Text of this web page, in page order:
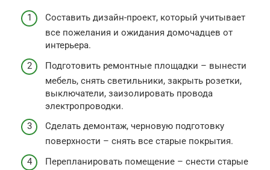
Составить дизайн-проект, который учитывает
все пожелания и ожидания домочадцев от
интерьера.
Подготовить ремонтные площадки – вынести
мебель, снять светильники, закрыть розетки,
выключатели, заизолировать провода
электропроводки.
Сделать демонтаж, черновую подготовку
поверхности – снять все старые покрытия.
Перепланировать помещение – снести старые